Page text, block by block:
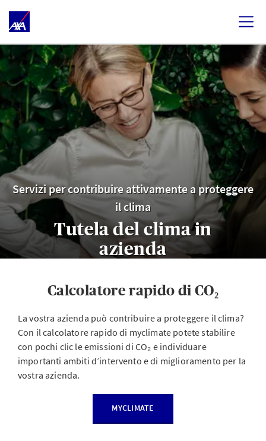
Servizi per contribuire attivamente a proteggere
il clima
Tutela del clima in
azienda
Calcolatore rapido di CO₂
La vostra azienda può contribuire a proteggere il clima?
Con il calcolatore rapido di myclimate potete stabilire
con pochi clic le emissioni di CO₂ e individuare
importanti ambiti d’intervento e di miglioramento per la
vostra azienda.
MYCLIMATE